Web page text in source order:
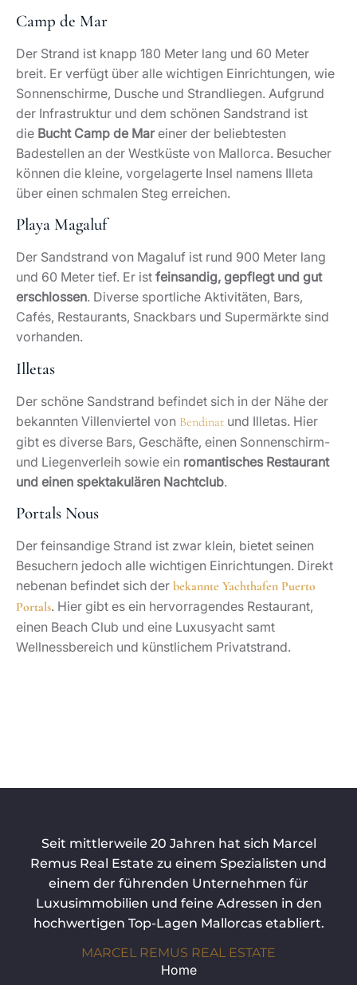
Camp de Mar
Der Strand ist knapp 180 Meter lang und 60 Meter
breit. Er verfügt über alle wichtigen Einrichtungen, wie
Sonnenschirme, Dusche und Strandliegen. Aufgrund
der Infrastruktur und dem schönen Sandstrand ist
die Bucht Camp de Mareiner der beliebtesten
Badestellen an der Westküste von Mallorca. Besucher
können die kleine, vorgelagerte Insel namens Illeta
über einen schmalen Steg erreichen.
Playa Magaluf
Der Sandstrand von Magaluf ist rund 900 Meter lang
und 60 Meter tief. Er ist feinsandig, gepflegt und gut
erschlossen. Diverse sportliche Aktivitäten, Bars,
Cafés, Restaurants, Snackbars und Supermärkte sind
vorhanden.
Illetas
Der schöne Sandstrand befindet sich in der Nähe der
bekannten Villenviertel von Bendinat und Illetas. Hier
gibt es diverse Bars, Geschäfte, einen Sonnenschirm-
und Liegenverleih sowie ein romantisches Restaurant
und einen spektakulären Nachtclub.
Portals Nous
Der feinsandige Strand ist zwar klein, bietet seinen
Besuchern jedoch alle wichtigen Einrichtungen. Direkt
nebenan befindet sich der bekannte Yachthafen Puerto
Portals. Hier gibt es ein hervorragendes Restaurant,
einen Beach Club und eine Luxusyacht samt
Wellnessbereich und künstlichem Privatstrand.
Seit mittlerweile 20 Jahren hat sich Marcel
Remus Real Estate zu einem Spezialisten und
einem der führenden Unternehmen für
Luxusimmobilien und feine Adressen in den
hochwertigen Top-Lagen Mallorcas etabliert.
MARCEL REMUS REAL ESTATE
Home